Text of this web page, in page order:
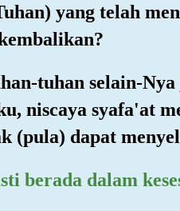
yang telah
tuhan selain-
niscaya syafa'at
(pula) dapat
berada dalam